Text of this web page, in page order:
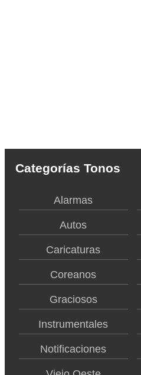
Categorías Tonos
Alarmas
Autos
Caricaturas
Coreanos
Graciosos
Instrumentales
Notificaciones